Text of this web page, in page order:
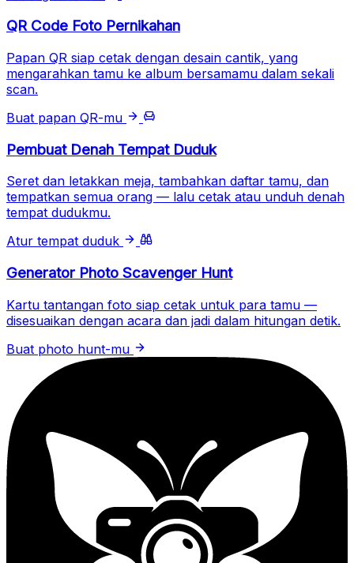
QR Code Foto Pernikahan
Papan QR siap cetak dengan desain cantik, yang
mengarahkan tamu ke album bersamamu dalam sekali
scan.
Buat papan QR-mu
Pembuat Denah Tempat Duduk
Seret dan letakkan meja, tambahkan daftar tamu, dan
tempatkan semua orang — lalu cetak atau unduh denah
tempat dudukmu.
Atur tempat duduk
Generator Photo Scavenger Hunt
Kartu tantangan foto siap cetak untuk para tamu —
disesuaikan dengan acara dan jadi dalam hitungan detik.
Buat photo hunt-mu